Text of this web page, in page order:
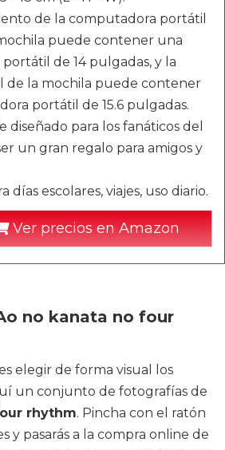
de la computadora portátil
puede contener una
de 14 pulgadas, y la
de la mochila puede contener
portátil de 15.6 pulgadas.
diseñado para los fanáticos del
un gran regalo para amigos y
días escolares, viajes, uso diario.
Ver precios en Amazon
no kanata no four
elegir de forma visual los
un conjunto de fotografías de
rhythm. Pincha con el ratón
y pasarás a la compra online de